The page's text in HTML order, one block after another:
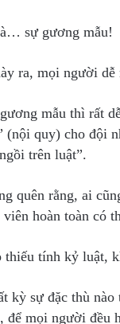
sự gương mẫu!
ra, mọi người
mẫu thì rất
(nội quy) cho đội
trên luật”.
quên rằng, ai
viên hoàn toàn có
thiếu tính kỷ luật,
kỳ sự đặc thù nào
để mọi người đều